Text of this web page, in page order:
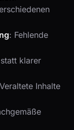
: Fehlende
klarer
Inhalte